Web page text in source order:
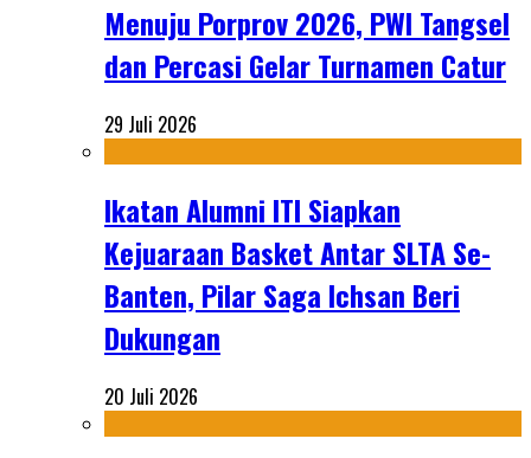
Menuju Porprov 2026, PWI Tangsel
dan Percasi Gelar Turnamen Catur
29 Juli 2026
Ikatan Alumni ITI Siapkan
Kejuaraan Basket Antar SLTA Se-
Banten, Pilar Saga Ichsan Beri
Dukungan
20 Juli 2026